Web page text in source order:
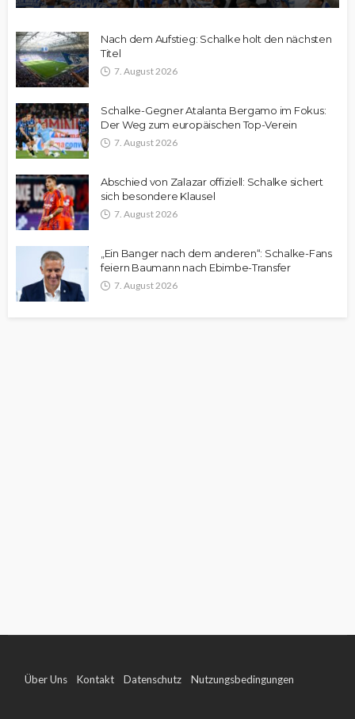
Nach dem Aufstieg: Schalke holt den nächsten
Titel
7. August 2026
Schalke-Gegner Atalanta Bergamo im Fokus:
Der Weg zum europäischen Top-Verein
7. August 2026
Abschied von Zalazar offiziell: Schalke sichert
sich besondere Klausel
7. August 2026
„Ein Banger nach dem anderen“: Schalke-Fans
feiern Baumann nach Ebimbe-Transfer
7. August 2026
Über Uns Kontakt Datenschutz Nutzungsbedingungen